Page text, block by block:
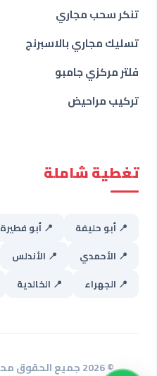
تنكر سحب مجاري
تسليك مجاري بالاسبرنج
فلتر مركزي جامبو
تركيب مراحيض
تغطية شاملة
📍 أبو حليفة 📍 أبو فطيرة
📍 الأحمدي
📍 الأندلس
📍 الجهراء
📍 الخالدية
© 2026 جميع الحقوق محفوظة لـ